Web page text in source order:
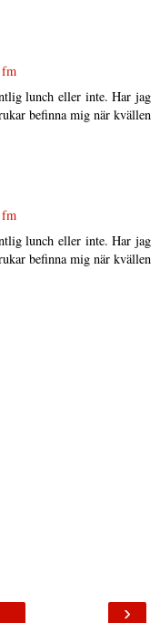
fm
lunch eller inte. Har jag
befinna mig när kvällen
fm
lunch eller inte. Har jag
befinna mig när kvällen
›